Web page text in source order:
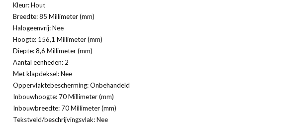
Kleur: Hout
Breedte: 85 Millimeter (mm)
Halogeenvrij: Nee
Hoogte: 156,1 Millimeter (mm)
Diepte: 8,6 Millimeter (mm)
Aantal eenheden: 2
Met klapdeksel: Nee
Oppervlaktebescherming: Onbehandeld
Inbouwhoogte: 70 Millimeter (mm)
Inbouwbreedte: 70 Millimeter (mm)
Tekstveld/beschrijvingsvlak: Nee